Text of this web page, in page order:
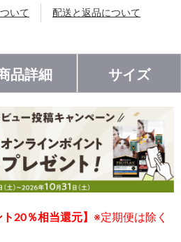
いて 配送と返品について
品詳細 サイズ
20％相当還元】 ※定期便は除く